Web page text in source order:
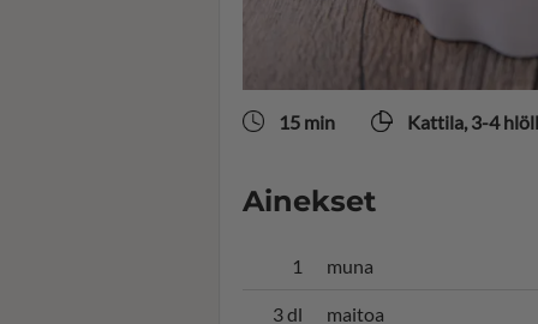
15 min Kattila, 3-4
Ainekset
1 muna
3 dl maitoa